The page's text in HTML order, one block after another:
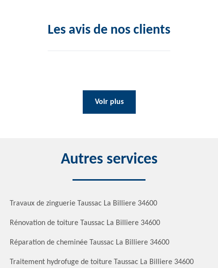
Les avis de nos clients
Voir plus
Autres services
Travaux de zinguerie Taussac La Billiere 34600
Rénovation de toiture Taussac La Billiere 34600
Réparation de cheminée Taussac La Billiere 34600
Traitement hydrofuge de toiture Taussac La Billiere 34600